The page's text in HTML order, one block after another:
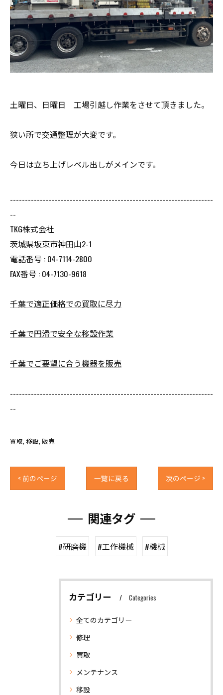
土曜日、日曜日 工場引越し作業をさせて頂きました。
狭い所で交通整理が大変です。
今日は立ち上げレベル出しがメインです。
--------------------------------------------------------------------
--
TKG株式会社
茨城県坂東市神田山2-1
電話番号 : 04-7114-2800
FAX番号 : 04-7130-9618
千葉で適正価格での買取に尽力
千葉で円滑で安全な移設作業
千葉でご要望に合う機器を販売
--------------------------------------------------------------------
--
買取 移設 販売
< 前のページ 一覧に戻る 次のページ >
関連タグ
#研磨機 #工作機械 #機械
カテゴリー Categories
全てのカテゴリー
修理
買取
メンテナンス
移設